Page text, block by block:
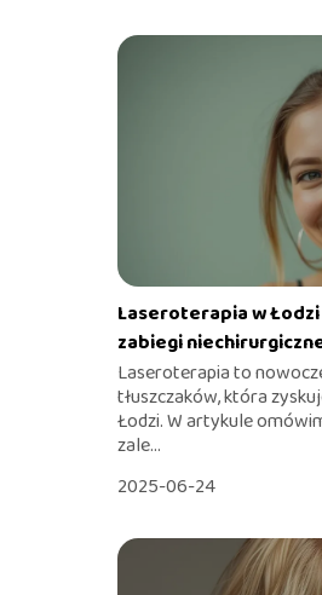
Laseroterapia w
zabiegi
Laseroterapia to
tłuszczaków, która
Łodzi. W artykule
zale...
2025-06-24